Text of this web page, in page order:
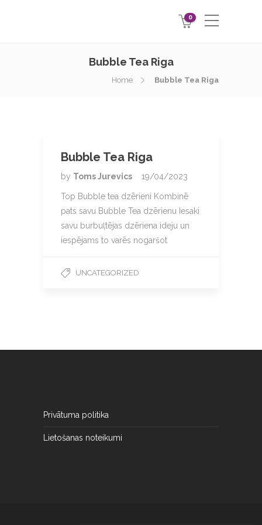
0
Bubble Tea Riga
Home Bubble Tea Riga
Bubble Tea Riga
by Toms Jurevics 19/04/2023
Top Bubble tea dzērieni Kombinē
pats savu Bubble Tea dzērienu Iesaki
savu burbuļtējas dzēriena ideju un
iespējams to varēs nogaršot
UNCATEGORIZED
Privātuma politika
Lietošanas noteikumi